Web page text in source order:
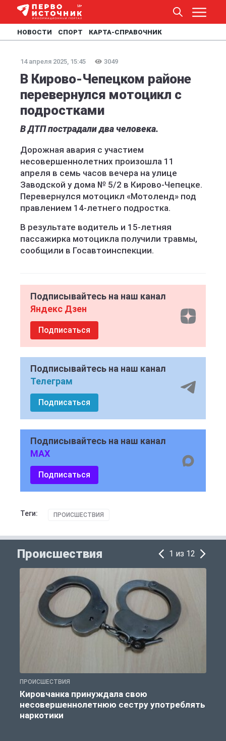
НОВОСТИ СПОРТ КАРТА-СПРАВОЧНИК
14 апреля 2025, 15:45 3049
В Кирово-Чепецком районе
перевернулся мотоцикл с
подростками
В ДТП пострадали два человека.
Дорожная авария с участием
несовершеннолетних произошла 11
апреля в семь часов вечера на улице
Заводской у дома № 5/2 в Кирово-Чепецке.
Перевернулся мотоцикл «Мотоленд» под
правлением 14-летнего подростка.
В результате водитель и 15-летняя
пассажирка мотоцикла получили травмы,
сообщили в Госавтоинспекции.
Подписывайтесь на наш канал
Яндекс Дзен
Подписаться
Подписывайтесь на наш канал
Телеграм
Подписаться
Подписывайтесь на наш канал
MAX
Подписаться
Теги: ПРОИСШЕСТВИЯ
Происшествия 1 из 12
ПРОИСШЕСТВИЯ
Кировчанка принуждала свою
несовершеннолетнюю сестру употреблять
наркотики